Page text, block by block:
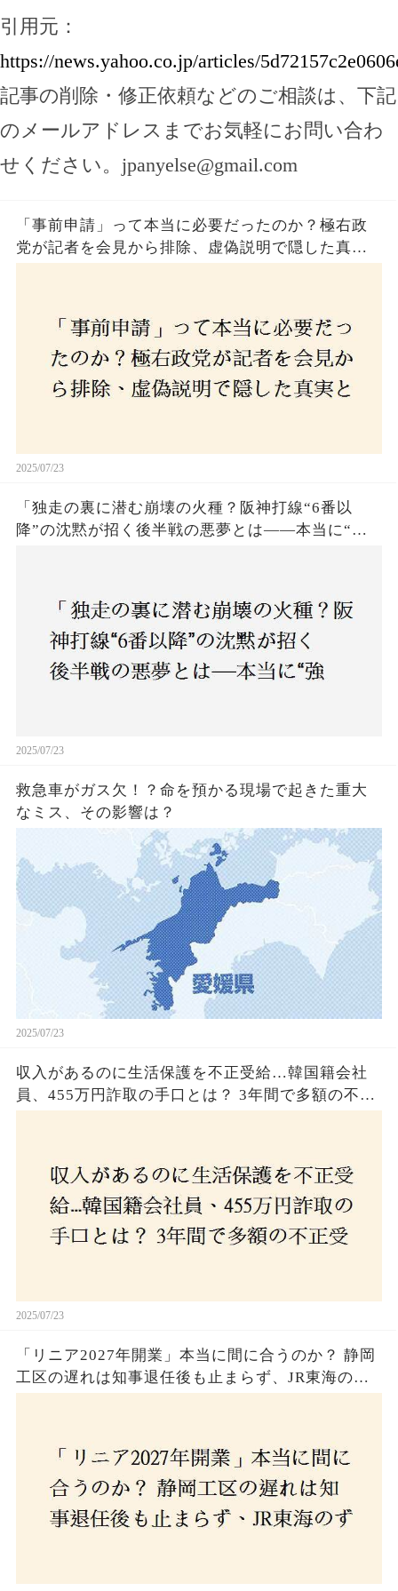
引用元：
https://news.yahoo.co.jp/articles/
記事の削除・修正依頼などのご相談は、下記
のメールアドレスまでお気軽にお問い合わ
せください。 jpanyelse@gmail.com
「事前申請」って本当に必要だったのか？極右政
党が記者を会見から排除、虚偽説明で隠した真実
2025/07/23
「独走の裏に潜む崩壊の火種？阪神打線“6番以
降”の沈黙が招く後半戦の悪夢とは——本当に“強
2025/07/23
救急車がガス欠！？命を預かる現場で起きた重大
なミス、その影響は？
2025/07/23
収入があるのに生活保護を不正受給…韓国籍会社
員、455万円詐取の手口とは？ 3年間で多額の不正
2025/07/23
「リニア2027年開業」本当に間に合うのか？ 静岡
工区の遅れは知事退任後も止まらず、JR東海のず